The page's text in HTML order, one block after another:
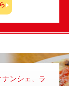
ンシェ、ラ
ス